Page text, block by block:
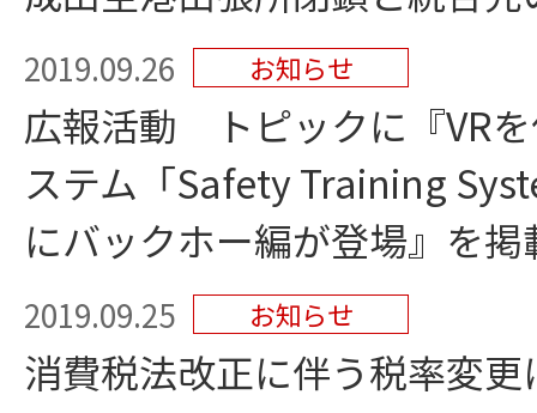
2019.09.26 お知らせ
広報活動 トピックに『VR
ステム「Safety Training
にバックホー編が登場』を
2019.09.25 お知らせ
消費税法改正に伴う税率変